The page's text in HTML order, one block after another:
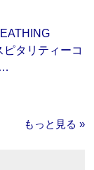
ピタリティーコ
もっと見る »